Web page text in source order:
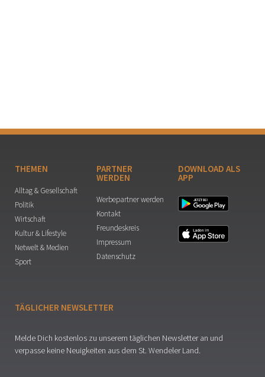
THEMEN
Alltag & Gesellschaft
Politik
Wirtschaft
Kultur & Lifestyle
Netwelt & Medien
Sport
PARTNER
WERDEN
Werbepartner werden
Kontakt
Freundeskreis
Impressum
Datenschutz
DOWNLOAD ALS
APP
TÄGLICHER NEWSLETTER
Melde Dich kostenlos zu unserem täglichen Newsletter an und
verpasse keine Neuigkeiten aus dem St. Wendeler Land.